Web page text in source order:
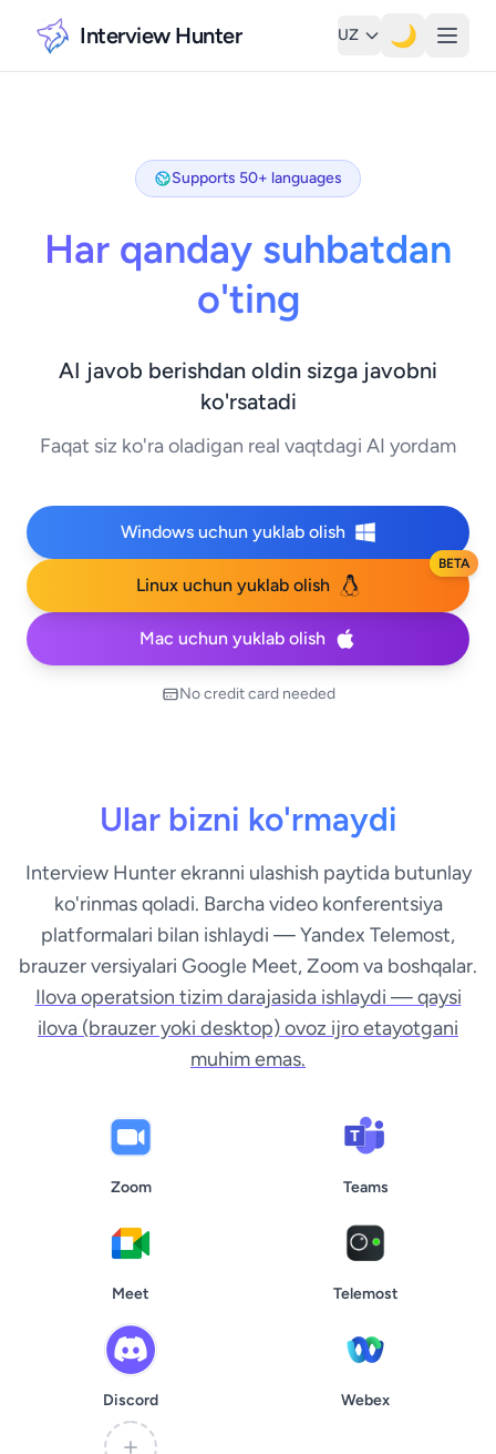
Interview Hunter UZ 🌙
Supports 50+ languages
Har qanday suhbatdan
o'ting
AI javob berishdan oldin sizga javobni
ko'rsatadi
Faqat siz ko'ra oladigan real vaqtdagi AI yordam
Windows uchun yuklab olish
Linux uchun yuklab olish
BETA
Mac uchun yuklab olish
No credit card needed
Ular bizni ko'rmaydi
Interview Hunter ekranni ulashish paytida butunlay
ko'rinmas qoladi. Barcha video konferentsiya
platformalari bilan ishlaydi — Yandex Telemost,
brauzer versiyalari Google Meet, Zoom va boshqalar.
Ilova operatsion tizim darajasida ishlaydi — qaysi
ilova (brauzer yoki desktop) ovoz ijro etayotgani
muhim emas.
Zoom Teams
Meet Telemost
Discord Webex